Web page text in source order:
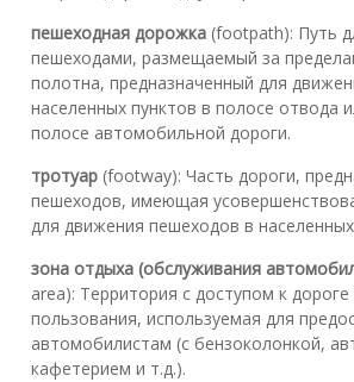
пешеходная дорожка (footpath): Путь
пешеходами, размещаемый за
полотна, предназначенный для
населенных пунктов в полосе отвода
полосе автомобильной дороги.
тротуар (footway): Часть дороги,
пешеходов, имеющая
для движения пешеходов в населенных
зона отдыха (обслуживания
area): Территория с доступом к
пользования, используемая для
автомобилистам (с бензоколонкой,
кафетерием и т.д.).